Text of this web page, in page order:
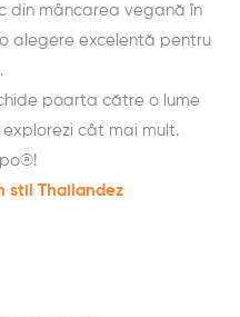
din mâncarea vegană în
alegere excelentă pentru
poarta către o lume
cât mai mult.
stil Thailandez